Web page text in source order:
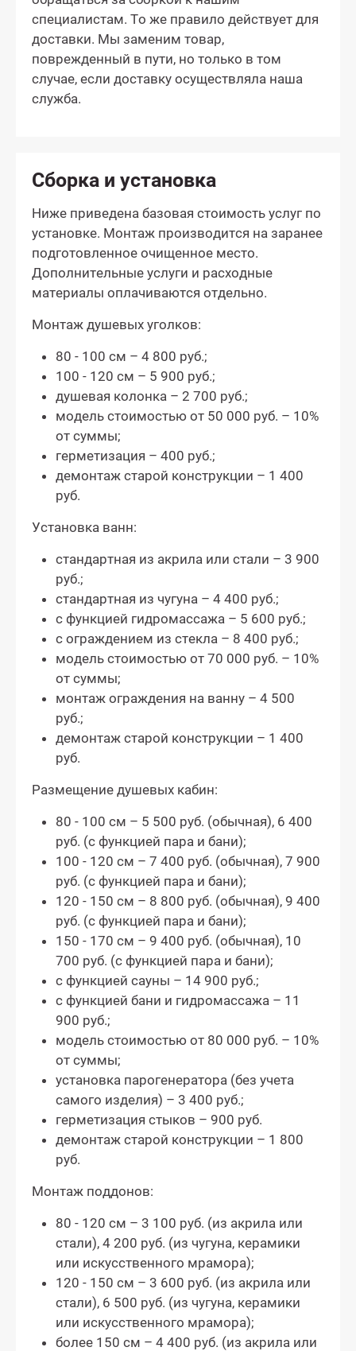
специалистам. То же правило действует для
доставки. Мы заменим товар,
поврежденный в пути, но только в том
случае, если доставку осуществляла наша
служба.
Сборка и установка
Ниже приведена базовая стоимость услуг по
установке. Монтаж производится на заранее
подготовленное очищенное место.
Дополнительные услуги и расходные
материалы оплачиваются отдельно.
Монтаж душевых уголков:
80 - 100 см – 4 800 руб.;
100 - 120 см – 5 900 руб.;
душевая колонка – 2 700 руб.;
модель стоимостью от 50 000 руб. – 10%
от суммы;
герметизация – 400 руб.;
демонтаж старой конструкции – 1 400
руб.
Установка ванн:
стандартная из акрила или стали – 3 900
руб.;
стандартная из чугуна – 4 400 руб.;
с функцией гидромассажа – 5 600 руб.;
с ограждением из стекла – 8 400 руб.;
модель стоимостью от 70 000 руб. – 10%
от суммы;
монтаж ограждения на ванну – 4 500
руб.;
демонтаж старой конструкции – 1 400
руб.
Размещение душевых кабин:
80 - 100 см – 5 500 руб. (обычная), 6 400
руб. (с функцией пара и бани);
100 - 120 см – 7 400 руб. (обычная), 7 900
руб. (с функцией пара и бани);
120 - 150 см – 8 800 руб. (обычная), 9 400
руб. (с функцией пара и бани);
150 - 170 см – 9 400 руб. (обычная), 10
700 руб. (с функцией пара и бани);
с функцией сауны – 14 900 руб.;
с функцией бани и гидромассажа – 11
900 руб.;
модель стоимостью от 80 000 руб. – 10%
от суммы;
установка парогенератора (без учета
самого изделия) – 3 400 руб.;
герметизация стыков – 900 руб.
демонтаж старой конструкции – 1 800
руб.
Монтаж поддонов:
80 - 120 см – 3 100 руб. (из акрила или
стали), 4 200 руб. (из чугуна, керамики
или искусственного мрамора);
120 - 150 см – 3 600 руб. (из акрила или
стали), 6 500 руб. (из чугуна, керамики
или искусственного мрамора);
более 150 см – 4 400 руб. (из акрила или